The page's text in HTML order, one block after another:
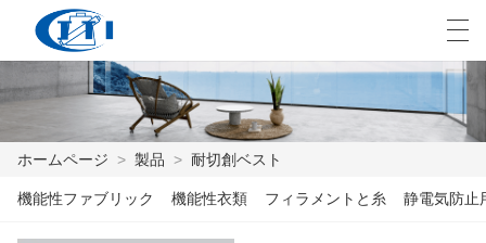
ホームページ
العربية česky Deutsch
ホームページ > 製品 > 耐切創ベスト
機能性ファブリック 機能性衣類 フィラメントと糸 静電気防止